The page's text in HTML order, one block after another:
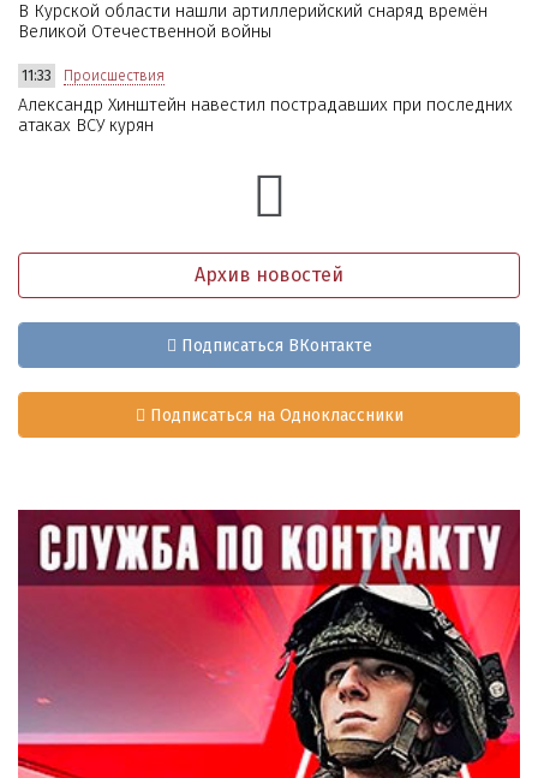
В Курской области нашли артиллерийский снаряд времён
Великой Отечественной войны
11:33 Происшествия
Александр Хинштейн навестил пострадавших при последних
атаках ВСУ курян
Архив новостей
Подписаться ВКонтакте
Подписаться на Одноклассники